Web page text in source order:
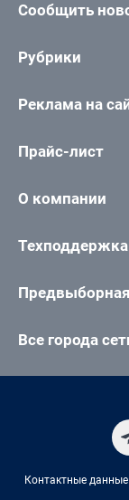
Сообщить
Рубрики
Реклама на
Прайс-лист
О компании
Техподдержка
Все города
Контактные